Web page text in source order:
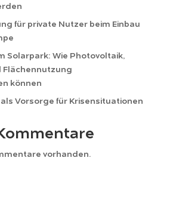
für private Nutzer beim Einbau
Solarpark: Wie Photovoltaik,
Flächennutzung
können
als Vorsorge für Krisensituationen
vorhanden.